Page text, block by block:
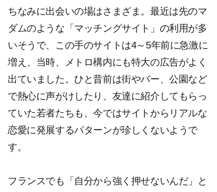
ちなみに出会いの場はさまざま。最近は先のマ
ダムのような「マッチングサイト」の利用が多
いそうで、この手のサイトは4～5年前に急激に
増え、当時、メトロ構内にも特大の広告がよく
出ていました。ひと昔前は街やバー、公園など
で熱心に声がけしたり、友達に紹介してもらっ
ていた若者たちも、今ではサイトからリアルな
恋愛に発展するパターンが珍しくないようで
す。
フランスでも「自分から強く押せないんだ」と